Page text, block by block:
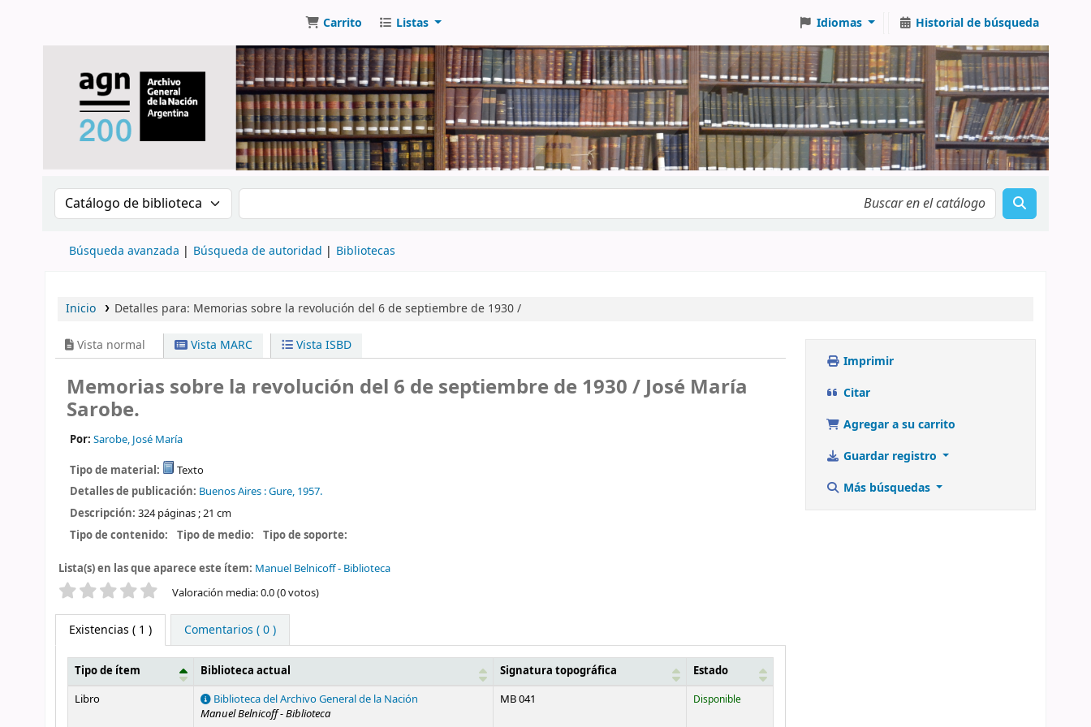
Carrito Listas Idiomas Historial de búsqueda
Buscar en el catálogo por: Buscar en el catálogo
Búsqueda avanzada Búsqueda de autoridad Bibliotecas
Inicio Detalles para: Memorias sobre la revolución del 6 de septiembre de 1930 /
Vista normal Vista MARC Vista ISBD
Memorias sobre la revolución del 6 de septiembre de 1930 /José María
Sarobe.
Por: Sarobe, José María
Tipo de material:
Texto
Detalles de publicación: Buenos Aires :Gure, 1957.
Descripción: 324 páginas ; 21 cm
Tipo de contenido:
Tipo de medio: Tipo de soporte:
Lista(s) en las que aparece este ítem: Manuel Belnicoff - Biblioteca
Valoración Valoración media: 0.0 (0 votos)
Existencias ( 1 ) Comentarios ( 0 )
Existencias
Tipo de ítem Biblioteca actual Signatura topográfica
Estado
Libro
Biblioteca del Archivo General de la Nación
Manuel Belnicoff - Biblioteca
MB 041 Disponible
Imprimir
Citar
Agregar a su carrito
Guardar registro
Más búsquedas